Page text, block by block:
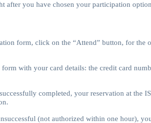
after you have chosen your participation
form, click on the “Attend” button, for the
with your card details: the credit card
completed, your reservation at
(not authorized within one hour),